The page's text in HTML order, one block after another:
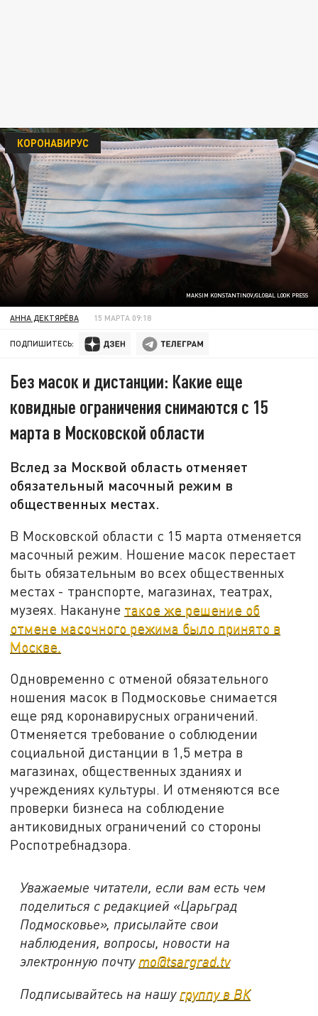
MAKSIM KONSTANTINOV/GLOBAL LOOK PRESS
КОРОНАВИРУС
АННА ДЕКТЯРЁВА 15 МАРТА 09:18
ПОДПИШИТЕСЬ:
Без масок и дистанции: Какие еще
ковидные ограничения снимаются с 15
марта в Московской области
Вслед за Москвой область отменяет
обязательный масочный режим в
общественных местах.
В Московской области с 15 марта отменяется
масочный режим. Ношение масок перестает
быть обязательным во всех общественных
местах - транспорте, магазинах, театрах,
музеях. Накануне такое же решение об
отмене масочного режима было принято в
Москве.
Одновременно с отменой обязательного
ношения масок в Подмосковье снимается
еще ряд коронавирусных ограничений.
Отменяется требование о соблюдении
социальной дистанции в 1,5 метра в
магазинах, общественных зданиях и
учреждениях культуры. И отменяются все
проверки бизнеса на соблюдение
антиковидных ограничений со стороны
Роспотребнадзора.
Уважаемые читатели, если вам есть чем
поделиться с редакцией «Царьград
Подмосковье», присылайте свои
наблюдения, вопросы, новости на
электронную почту mo@tsargrad.tv
Подписывайтесь на нашу группу в ВК